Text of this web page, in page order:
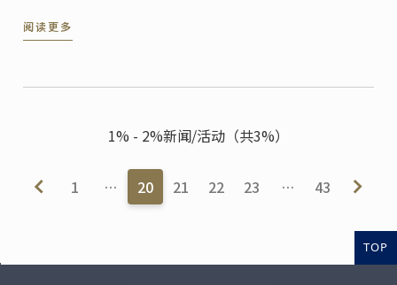
上海副校长施雯女士及蓝带大中华区总经理Sara Shang
技能。
阅读更多
1% - 2%新闻/活动（共3%）
1 … 20 21 22 23 … 43
TOP